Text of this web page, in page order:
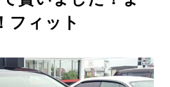
フィット